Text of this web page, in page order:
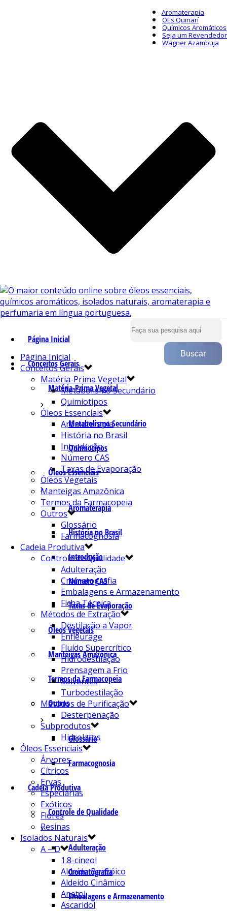
Aromaterapia
OEs Quinarí
Químicos Aromáticos
Seja um Revendedor
Wagner Azambuja
Página Inicial
Conceitos Gerais
Matéria-Prima Vegetal
Metabolismo Secundário
Quimiotipos
Óleos Essenciais
Aromaterapia
História no Brasil
Introdução
Número CAS
Taxas de Evaporação
Óleos Vegetais
Manteigas Amazônica
Termos da Farmacopeia
Outros
Glossário
Farmacognosia
Cadeia Produtiva
Controle de Qualidade
Adulteração
Cromatografia
Embalagens e Armazenamento
Página Inicial
Conceitos Gerais
Matéria-Prima Vegetal
Metabolismo Secundário
Quimiotipos
Óleos Essenciais
Aromaterapia
História no Brasil
Introdução
Número CAS
Taxas de Evaporação
Óleos Vegetais
Manteigas Amazônica
Termos da Farmacopeia
Outros
Glossário
Farmacognosia
Cadeia Produtiva
Controle de Qualidade
Adulteração
Cromatografia
Embalagens e Armazenamento
Ficha Técnica
Métodos de Extração
Destilação a Vapor
Enfleurage
Fluído Supercrítico
Hidrodestilação
Prensagem a Frio
Solventes
Turbodestilação
Métodos de Purificação
Desterpenação
Subprodutos
Hidrolatos
Óleos Essenciais
Árvores
Cítricos
Ervas
Especiarias
Exóticos
Flores
Resinas
Isolados Naturais
A – D
1.8-cineol
Aldeído Benzóico
Aldeído Cinâmico
Anetol
Ascaridol